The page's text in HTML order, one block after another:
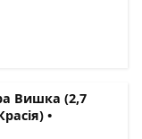
Вишка (2,7
•